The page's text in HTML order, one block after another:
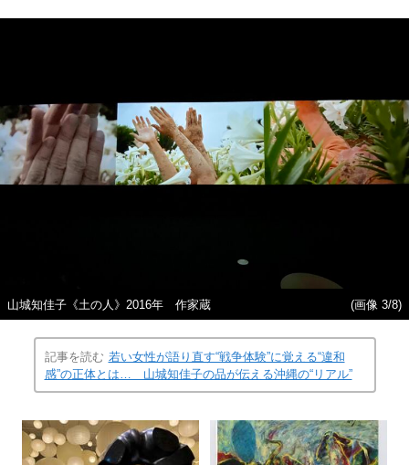
山城知佳子《土の人》2016年 作家蔵 (画像 3/8)
記事を読む 若い女性が語り直す“戦争体験”に覚える“違和
感”の正体とは… 山城知佳子の品が伝える沖縄の“リアル”